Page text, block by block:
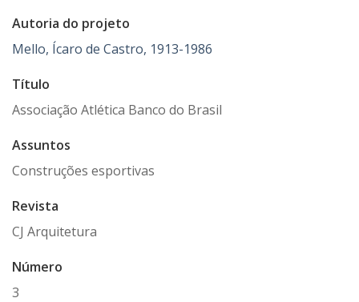
Autoria do projeto
Mello, Ícaro de Castro, 1913-1986
Título
Associação Atlética Banco do Brasil
Assuntos
Construções esportivas
Revista
CJ Arquitetura
Número
3